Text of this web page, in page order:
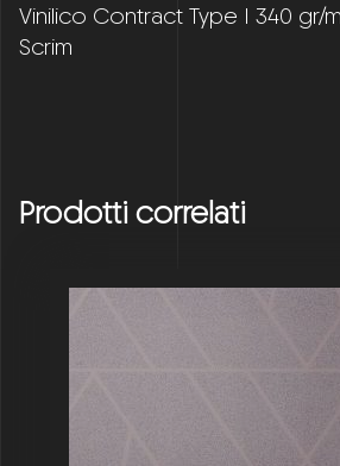
Vinilico Contract Type I 340 gr/
Scrim
Prodotti correlati